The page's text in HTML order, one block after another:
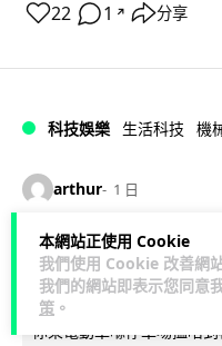
本網站正使用 Cookie
我們使用 Cookie 改善網
我們的網站即表示您同意
策 。
22 1 ↗ 分享
科技娛樂 生活科技 機
arthur 1 日
Powerman 移動
樁為的士小巴「
你架電動車喺停車場搵唔